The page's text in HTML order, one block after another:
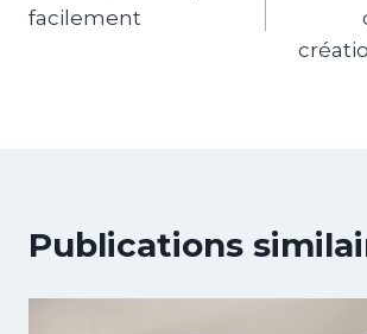
facilement
Publications